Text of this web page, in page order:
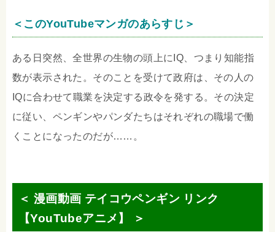
＜このYouTubeマンガのあらすじ＞
ある日突然、全世界の生物の頭上にIQ、つまり知能指
数が表示された。そのことを受けて政府は、その人の
IQに合わせて職業を決定する政令を発する。その決定
に従い、ペンギンやパンダたちはそれぞれの職場で働
くことになったのだが……。
＜ 漫画動画 テイコウペンギン リンク
【YouTubeアニメ】 ＞